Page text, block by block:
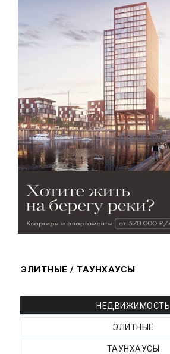
ЭЛИТНЫЕ / ТАУНХАУСЫ
НЕДВИЖИМОСТЬ
ЭЛИТНЫЕ
ТАУНХАУСЫ